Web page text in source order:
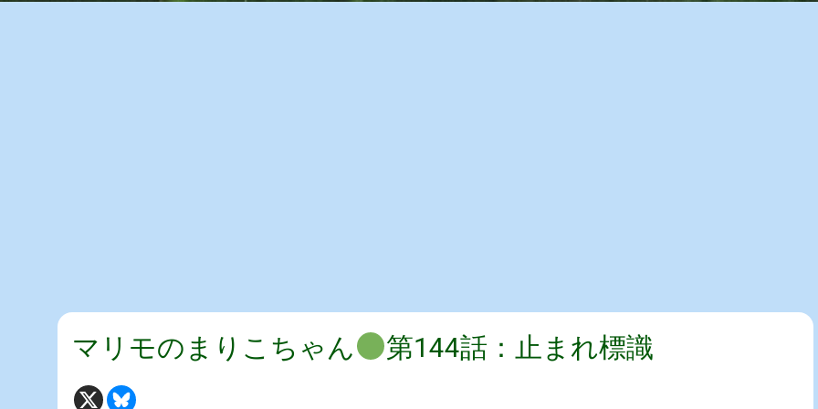
マリモのまりこちゃん 第144話：止まれ標識